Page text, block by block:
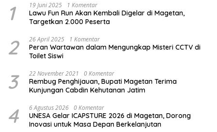
1 19 Juni 2025 1 Komentar
Lawu Fun Run Akan Kembali Digelar di Magetan,
Targetkan 2.000 Peserta
2 26 April 2025 1 Komentar
Peran Wartawan dalam Mengungkap Misteri CCTV di
Toilet Siswi
3 22 November 2021 0 Komentar
Rembug Penghijauan, Bupati Magetan Terima
Kunjungan Cabdin Kehutanan Jatim
4 6 Agustus 2026 0 Komentar
UNESA Gelar ICAPSTURE 2026 di Magetan, Dorong
Inovasi untuk Masa Depan Berkelanjutan